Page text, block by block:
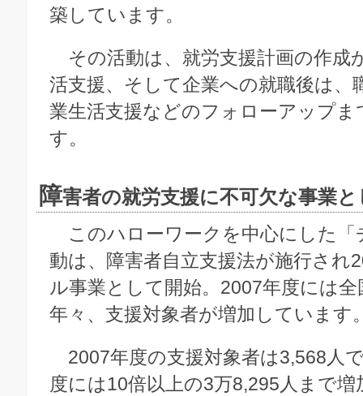
築しています。
その活動は、就労支援計画の作成
活支援、そして企業への就職後は、
業生活支援などのフォローアップ
す。
障害者の就労支援に不可欠な事業
このハローワークを中心にした「
動は、障害者自立支援法が施行され
ル事業として開始。2007年度には
年々、支援対象者が増加しています
2007年度の支援対象者は3,568人
度には10倍以上の3万8,295人まで